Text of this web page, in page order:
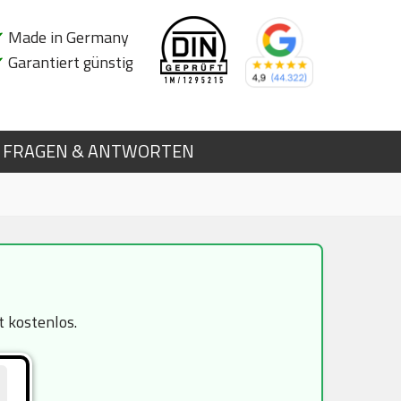
Made in Germany
Garantiert günstig
FRAGEN & ANTWORTEN
kostenlos.